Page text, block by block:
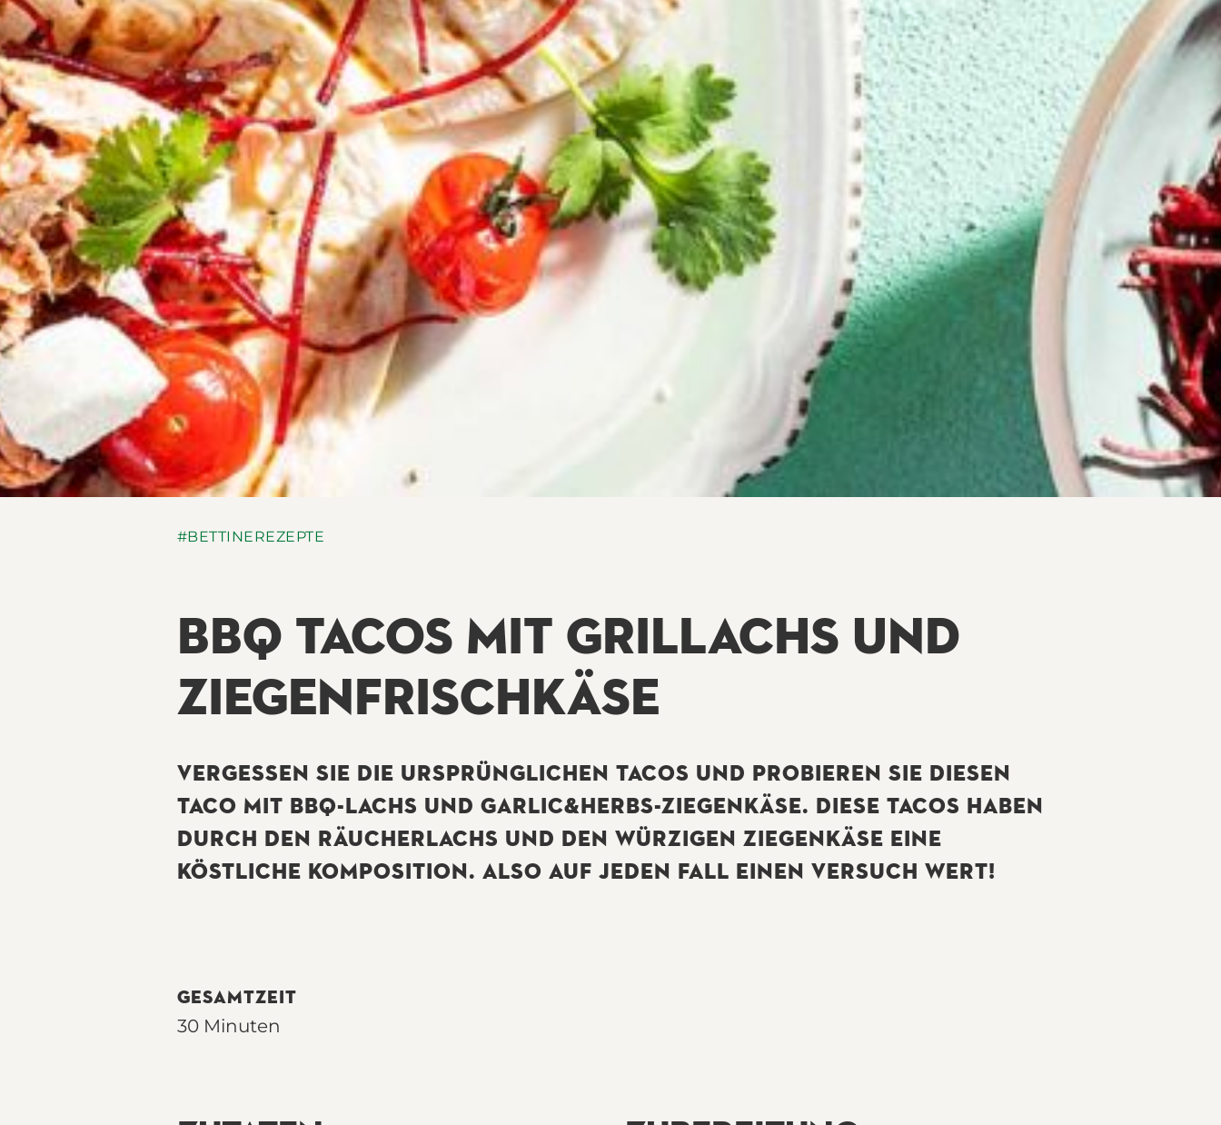
#BETTINEREZEPTE
BBQ TACOS MIT GRILLACHS UND
ZIEGENFRISCHKÄSE
VERGESSEN SIE DIE URSPRÜNGLICHEN TACOS UND PROBIEREN SIE DIESEN
TACO MIT BBQ-LACHS UND GARLIC&HERBS-ZIEGENKÄSE. DIESE TACOS HABEN
DURCH DEN RÄUCHERLACHS UND DEN WÜRZIGEN ZIEGENKÄSE EINE
KÖSTLICHE KOMPOSITION. ALSO AUF JEDEN FALL EINEN VERSUCH WERT!
GESAMTZEIT
30 Minuten